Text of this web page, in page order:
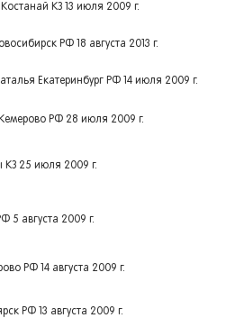
КЗ 13 июля 2009 г.
РФ 18 августа 2013 г.
Екатеринбург РФ 14 июля 2009 г.
РФ 28 июля 2009 г.
25 июля 2009 г.
5 августа 2009 г.
РФ 14 августа 2009 г.
РФ 13 августа 2009 г.